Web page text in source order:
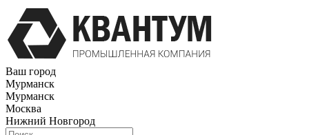
Ваш город
Мурманск
Мурманск
Москва
Нижний Новгород